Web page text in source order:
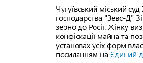
Чугуївський міський
господарства "Зевс-Д"
зерно до Росії. Жінку
конфіскації майна та
установах усіх форм
посиланням на Єдиний